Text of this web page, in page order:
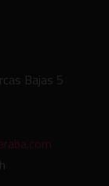
Bajas 5